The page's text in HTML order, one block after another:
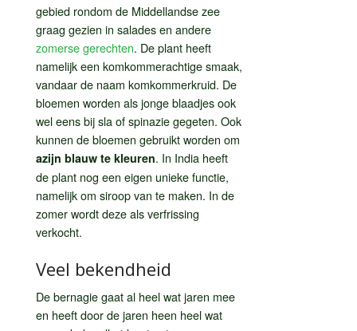
gebied rondom de Middellandse zee
graag gezien in salades en andere
zomerse gerechten. De plant heeft
namelijk een komkommerachtige smaak,
vandaar de naam komkommerkruid. De
bloemen worden als jonge blaadjes ook
wel eens bij sla of spinazie gegeten. Ook
kunnen de bloemen gebruikt worden om
azijn blauw te kleuren. In India heeft
de plant nog een eigen unieke functie,
namelijk om siroop van te maken. In de
zomer wordt deze als verfrissing
verkocht.
Veel bekendheid
De bernagie gaat al heel wat jaren mee
en heeft door de jaren heen heel wat